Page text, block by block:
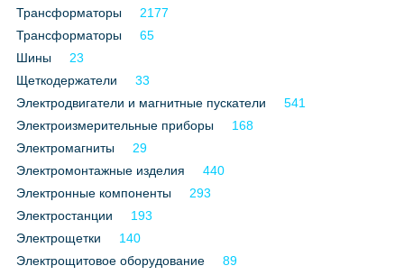
Трансформаторы
2177
Трансформаторы
65
Шины
23
Щеткодержатели
33
Электродвигатели и магнитные пускатели
541
Электроизмерительные приборы
168
Электромагниты
29
Электромонтажные изделия
440
Электронные компоненты
293
Электростанции
193
Электрощетки
140
Электрощитовое оборудование
89